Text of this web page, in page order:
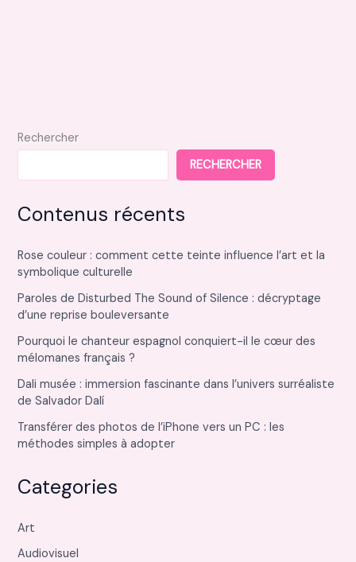
Rechercher
RECHERCHER
Contenus récents
Rose couleur : comment cette teinte influence l’art et la
symbolique culturelle
Paroles de Disturbed The Sound of Silence : décryptage
d’une reprise bouleversante
Pourquoi le chanteur espagnol conquiert-il le cœur des
mélomanes français ?
Dali musée : immersion fascinante dans l’univers surréaliste
de Salvador Dalí
Transférer des photos de l’iPhone vers un PC : les
méthodes simples à adopter
Categories
Art
Audiovisuel